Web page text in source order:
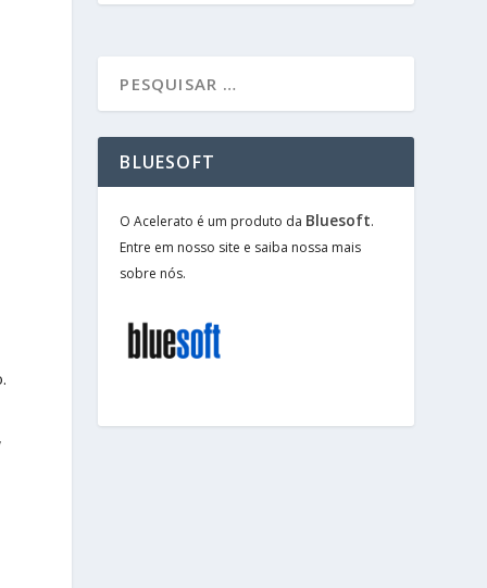
BLUESOFT
O Acelerato é um produto da Bluesoft.
Entre em nosso site e saiba nossa mais
sobre nós.